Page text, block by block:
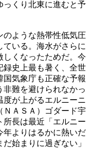
っくり北東に進むと予
のような熱帯性低気圧
いる。海水がさらに
しくなったためだ。今
録史上最も暑く、全世
気象庁も正確な予報
難を避けられなかっ
度が上がるエルニーニ
ＮＡＳＡ）ゴダード宇
長は最近「エルニー
年よりはるかに熱いだ
始まりに過ぎない」